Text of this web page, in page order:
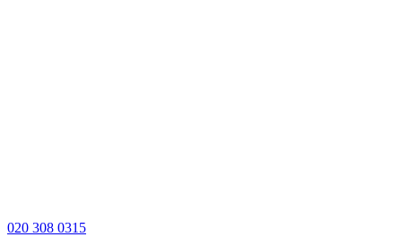
020 308 0315